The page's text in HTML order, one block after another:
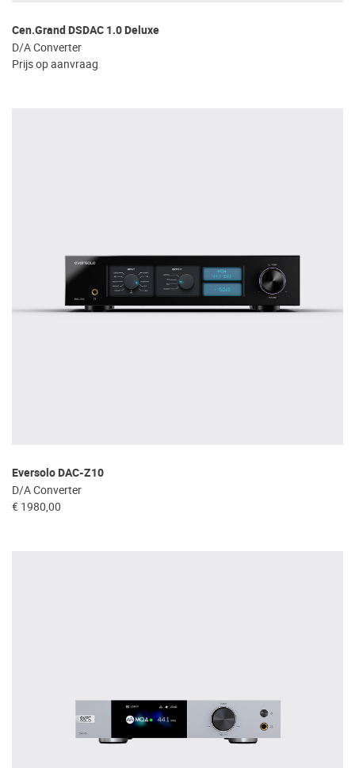
Cen.Grand DSDAC 1.0 Deluxe
D/A Converter
Prijs op aanvraag
Eversolo DAC-Z10
D/A Converter
€ 1980,00